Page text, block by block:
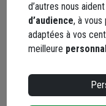
Choisir une agence
Trouver du stock
Livraison disponible
d’autres nous
d’audience, à vous
adaptées à vos
meilleure